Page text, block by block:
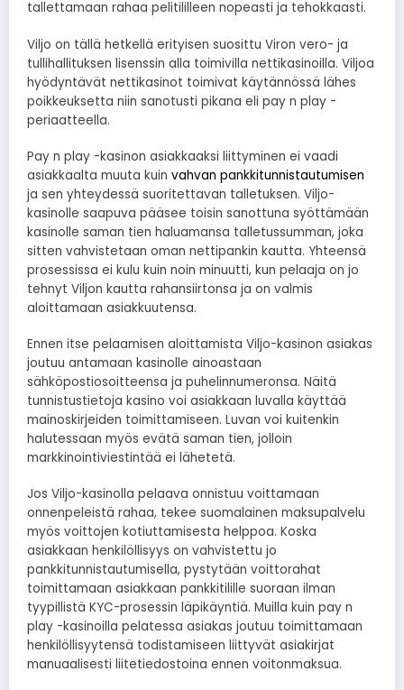
tallettamaan rahaa pelitililleen nopeasti ja tehokkaasti.
Viljo on tällä hetkellä erityisen suosittu Viron vero- ja
tullihallituksen lisenssin alla toimivilla nettikasinoilla. Viljoa
hyödyntävät nettikasinot toimivat käytännössä lähes
poikkeuksetta niin sanotusti pikana eli pay n play -
periaatteella.
Pay n play -kasinon asiakkaaksi liittyminen ei vaadi
asiakkaalta muuta kuin vahvan pankkitunnistautumisen
ja sen yhteydessä suoritettavan talletuksen. Viljo-
kasinolle saapuva pääsee toisin sanottuna syöttämään
kasinolle saman tien haluamansa talletussumman, joka
sitten vahvistetaan oman nettipankin kautta. Yhteensä
prosessissa ei kulu kuin noin minuutti, kun pelaaja on jo
tehnyt Viljon kautta rahansiirtonsa ja on valmis
aloittamaan asiakkuutensa.
Ennen itse pelaamisen aloittamista Viljo-kasinon asiakas
joutuu antamaan kasinolle ainoastaan
sähköpostiosoitteensa ja puhelinnumeronsa. Näitä
tunnistustietoja kasino voi asiakkaan luvalla käyttää
mainoskirjeiden toimittamiseen. Luvan voi kuitenkin
halutessaan myös evätä saman tien, jolloin
markkinointiviestintää ei lähetetä.
Jos Viljo-kasinolla pelaava onnistuu voittamaan
onnenpeleistä rahaa, tekee suomalainen maksupalvelu
myös voittojen kotiuttamisesta helppoa. Koska
asiakkaan henkilöllisyys on vahvistettu jo
pankkitunnistautumisella, pystytään voittorahat
toimittamaan asiakkaan pankkitilille suoraan ilman
tyypillistä KYC-prosessin läpikäyntiä. Muilla kuin pay n
play -kasinoilla pelatessa asiakas joutuu toimittamaan
henkilöllisyytensä todistamiseen liittyvät asiakirjat
manuaalisesti liitetiedostoina ennen voitonmaksua.